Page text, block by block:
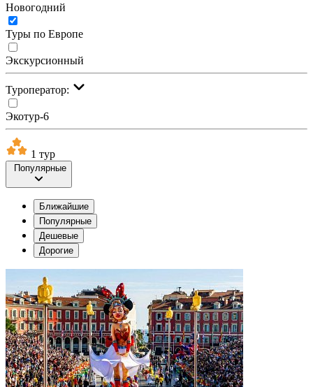
Новогодний
Туры по Европе
Экскурсионный
Туроператор:
Экотур-6
1 тур
Популярные
Ближайшие
Популярные
Дешевые
Дорогие